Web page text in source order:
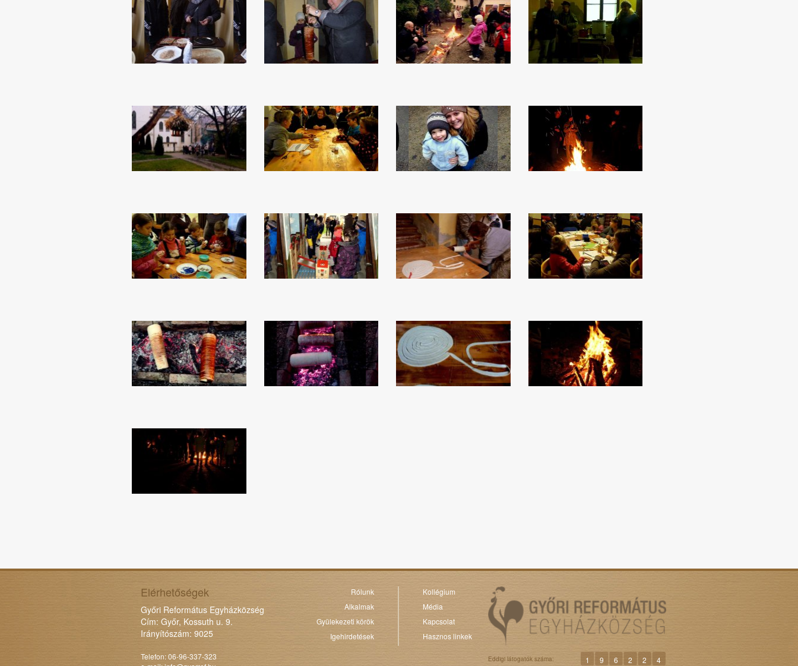
Elérhetőségek
Győri Református Egyházközség
Cím: Győr, Kossuth u. 9.
Irányítószám: 9025
Telefon: 06-96-337-323
Rólunk
Alkalmak
Gyülekezeti körök
Igehirdetések
Kollégium
Média
Kapcsolat
Hasznos linkek
Eddigi látogatók száma: 1 9 6 2 2 4